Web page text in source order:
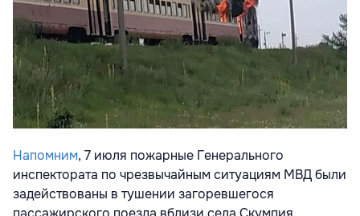
Напомним, 7 июля пожарные Генерального
инспектората по чрезвычайным ситуациям МВД были
задействованы в тушении загоревшегося